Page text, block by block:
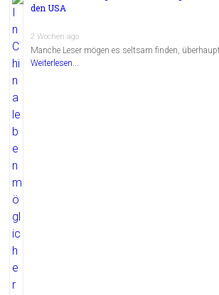
den USA
2 Wochen ago
Manche Leser mögen es seltsam finden,
Weiterlesen...